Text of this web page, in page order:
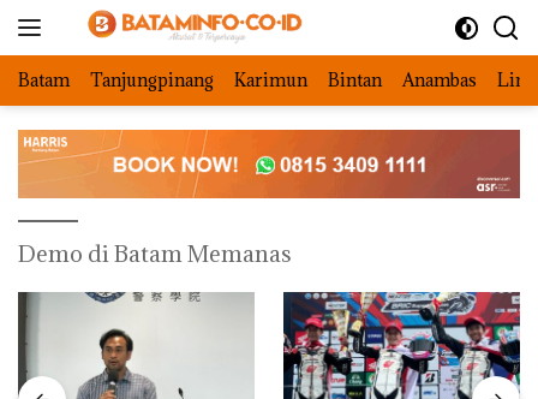
Batam Tanjungpinang Karimun Bintan Anambas
Demo di Batam Memanas